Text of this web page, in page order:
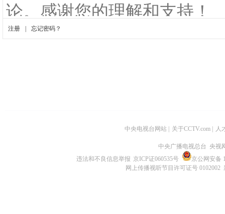
中央电视台网站 关于CCTV.com 人
中央广播电视总台 央视
违法和不良信息举报 京ICP证060535号
京公网安备
网上传播视听节目许可证号 0102002